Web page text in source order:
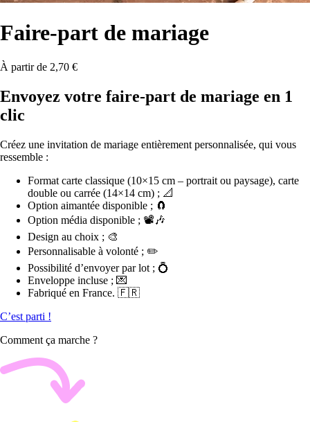
Faire-part de mariage
À partir de 2,70 €
Envoyez votre faire-part de mariage en 1
clic
Créez une invitation de mariage entièrement personnalisée, qui vous
ressemble :
Format carte classique (10×15 cm – portrait ou paysage), carte
double ou carrée (14×14 cm) ; 📐
Option aimantée disponible ; 🧲
Option média disponible ; 📽️🎶
Design au choix ; 🎨
Personnalisable à volonté ; ✏️
Possibilité d’envoyer par lot ; 💍
Enveloppe incluse ; 💌
Fabriqué en France. 🇫🇷
C’est parti !
Comment ça marche ?